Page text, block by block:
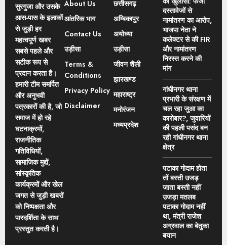
सुरगुजा और उसके
आस-पास के इलाकों
से जुड़ी हर
महत्वपूर्ण खबर
सबसे पहले और
सटीक रूप से
प्रदान करता है।
हमारी टीम समर्पित
और अनुभवी
पत्रकारों की है, जो
समाज में हो रहे
घटनाक्रमों,
राजनीतिक
गतिविधियों,
सामाजिक मुद्दों,
सांस्कृतिक
कार्यक्रमों और खेल
जगत से जुड़ी खबरों
को निष्पक्षता और
पारदर्शिता के साथ
प्रस्तुत करती है।
About Us
आंतरिक भाग
Contact Us
उड़ीसा
Terms &
Conditions
Privacy Policy
Disclaimer
छत्तीसगढ़
अम्बिकापुर
अयोध्या
उड़ीसा
जीवन शैली
झारखण्ड
महाराष्ट्र
मनोरंजन
मध्यप्रदेश
दस्तावेजों से
नामांतरण का आरोप,
भाजपा नेता ने
कलेक्टर से की FIR
और नामांतरण
निरस्त करने की
मांग
गांधीनगर थाना
प्रभारी के संरक्षण में
चल रहा जुआ का
कारोबार?, जुवारियों
की पहली पसंद बन
रही गांधीनगर थाना
क्षेत्र
पटाका गोदाम होता
तों बस्ती उजड़
जाता बस्ती नहीं
उजड़ा मतलब
पटाका गोदाम नहीं
था, मंत्री राजेश
अग्रवाल का बेतुका
बयान